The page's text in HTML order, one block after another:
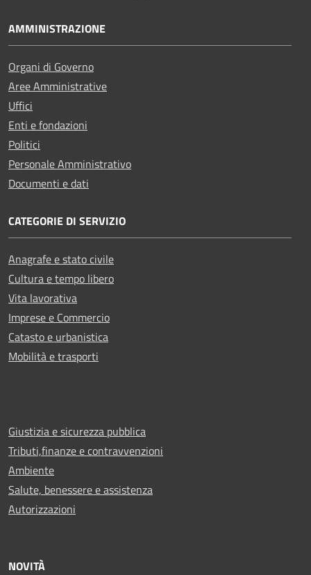
AMMINISTRAZIONE
Organi di Governo
Aree Amministrative
Uffici
Enti e fondazioni
Politici
Personale Amministrativo
Documenti e dati
CATEGORIE DI SERVIZIO
Anagrafe e stato civile
Cultura e tempo libero
Vita lavorativa
Imprese e Commercio
Catasto e urbanistica
Mobilità e trasporti
Giustizia e sicurezza pubblica
Tributi,finanze e contravvenzioni
Ambiente
Salute, benessere e assistenza
Autorizzazioni
NOVITÀ